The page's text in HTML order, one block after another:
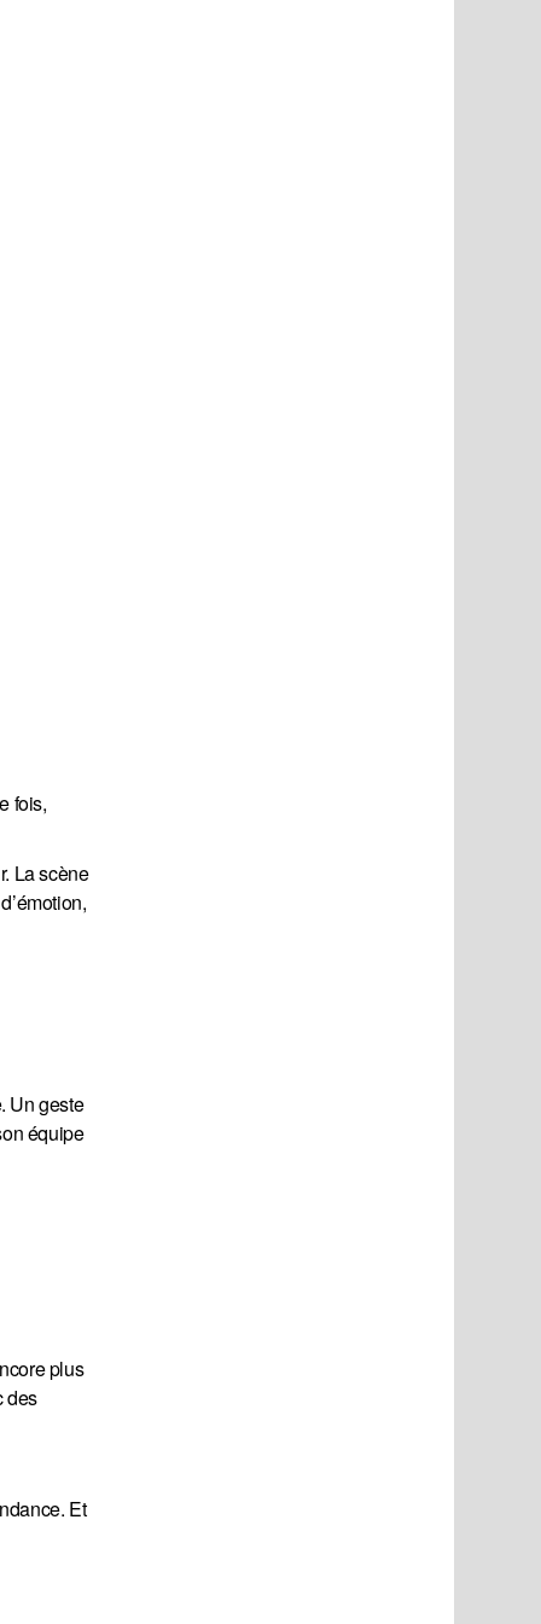
fois,
La scène
Un geste
équipe
plus
des
Et